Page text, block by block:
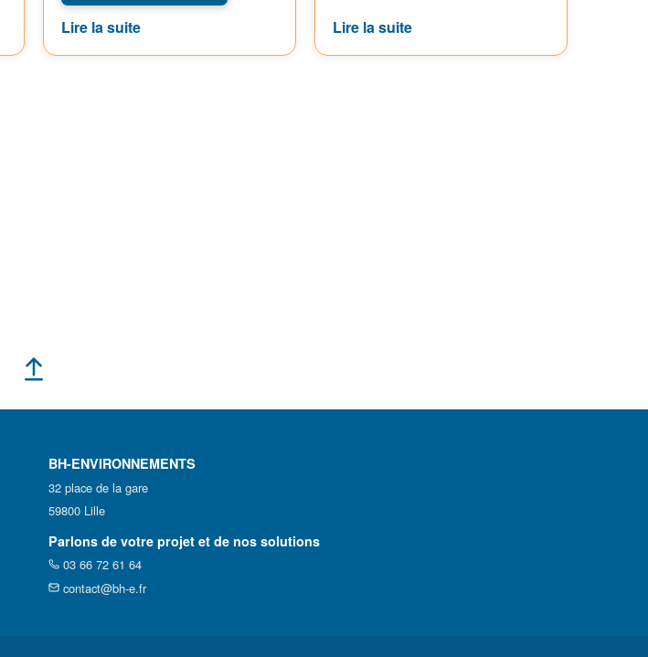
Lire la suite Lire la suite
BH-ENVIRONNEMENTS
32 place de la gare
59800 Lille
Parlons de votre projet et de nos solutions
03 66 72 61 64
contact@bh-e.fr